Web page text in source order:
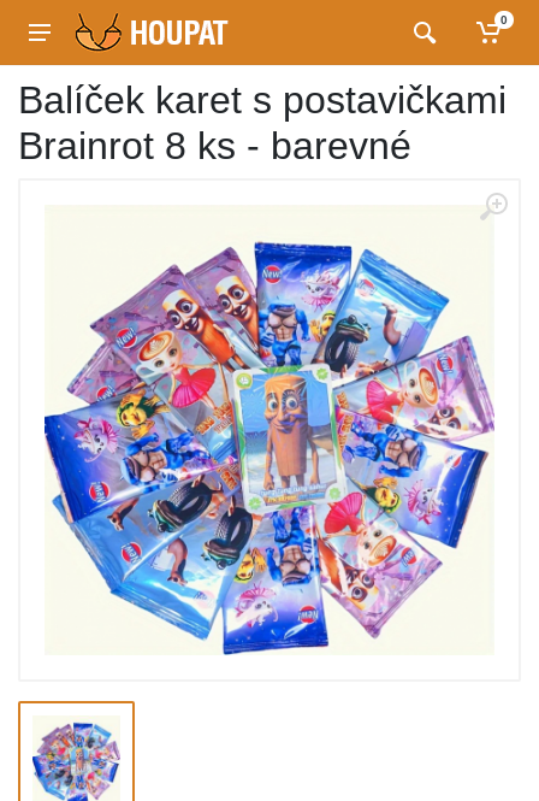
0
Balíček karet s postavičkami
Brainrot 8 ks - barevné